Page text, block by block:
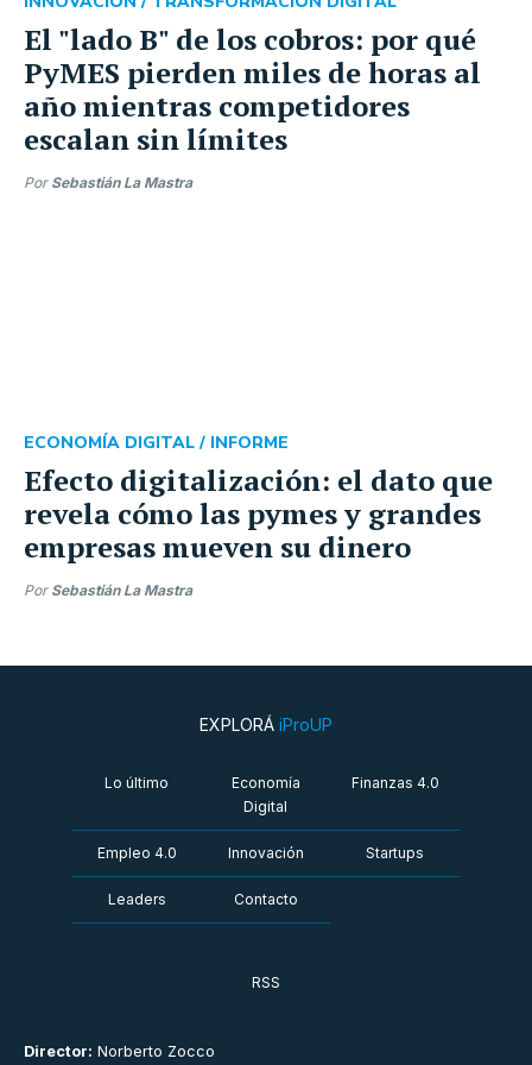
El "lado B" de los cobros: por qué
PyMES pierden miles de horas al
año mientras competidores
escalan sin límites
Por Sebastián La Mastra
Efecto digitalización: el dato que
revela cómo las pymes y grandes
empresas mueven su dinero
ECONOMÍA DIGITAL / INFORME
Por Sebastián La Mastra
Director: Norberto Zocco
EXPLORÁ iProUP
Lo último
Economía
Digital
Finanzas 4.0
Empleo 4.0 Innovación Startups
Leaders Contacto
RSS